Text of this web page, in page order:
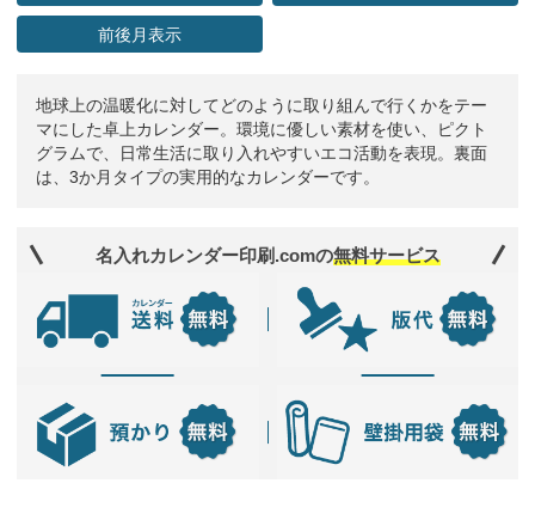
前後月表示
地球上の温暖化に対してどのように取り組んで行くかをテー
マにした卓上カレンダー。環境に優しい素材を使い、ピクト
グラムで、日常生活に取り入れやすいエコ活動を表現。裏面
は、3か月タイプの実用的なカレンダーです。
名入れカレンダー印刷.comの無料サービス